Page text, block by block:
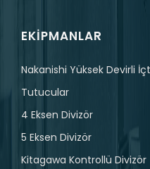
EKIPMANLAR
Nakanishi Yüksek Devirli
Tutucular
4 Eksen Divizör
5 Eksen Divizör
Kitagawa Kontrollü Divizör